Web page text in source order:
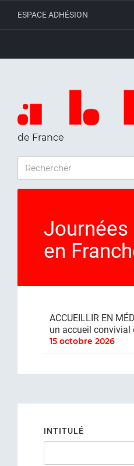
ESPACE ADHÉSION
de France
RECHERCHER
Journées
en
ACCUEILLIR EN
un accueil convivial
15 octobre 2026
INTITULÉ